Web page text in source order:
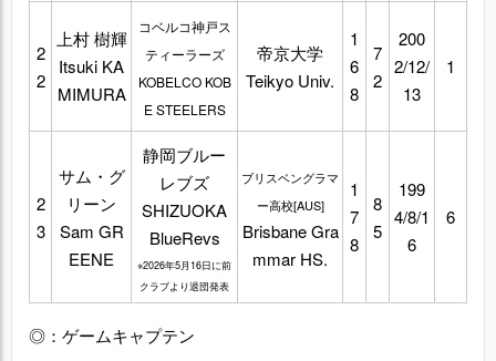
2
2
上村 樹輝
Itsuki KA
MIMURA
コベルコ神戸ス
ティーラーズ
KOBELCO KOB
E STEELERS
帝京大学
Teikyo Univ.
1
6
8
7
2
200
2/12/
13
1
2
3
サム・グ
リーン
Sam GR
EENE
静岡ブルー
レブズ
SHIZUOKA
BlueRevs
※2026年5月16日に前
クラブより退団発表
ブリスベングラマ
ー高校[AUS]
Brisbane Gra
mmar HS.
1
7
8
8
5
199
4/8/1
6
6
◎：ゲームキャプテン